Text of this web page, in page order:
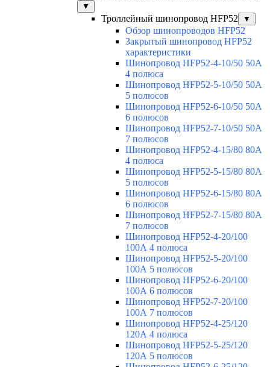
▼
Троллейный шинопровод HFP52 ▼
Обзор шинопроводов HFP52
Закрытый шинопровод HFP52
характеристики
Шинопровод HFP52-4-10/50 50A
4 полюса
Шинопровод HFP52-5-10/50 50А
5 полюсов
Шинопровод HFP52-6-10/50 50А
6 полюсов
Шинопровод HFP52-7-10/50 50А
7 полюсов
Шинопровод HFP52-4-15/80 80A
4 полюса
Шинопровод HFP52-5-15/80 80А
5 полюсов
Шинопровод HFP52-6-15/80 80А
6 полюсов
Шинопровод HFP52-7-15/80 80А
7 полюсов
Шинопровод HFP52-4-20/100
100А 4 полюса
Шинопровод HFP52-5-20/100
100А 5 полюсов
Шинопровод HFP52-6-20/100
100А 6 полюсов
Шинопровод HFP52-7-20/100
100А 7 полюсов
Шинопровод HFP52-4-25/120
120А 4 полюса
Шинопровод HFP52-5-25/120
120А 5 полюсов